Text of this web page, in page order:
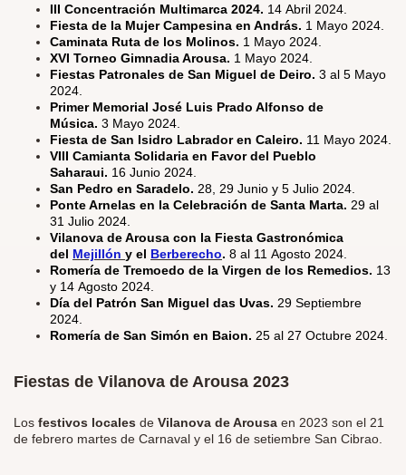
III Concentración Multimarca 2024. 14 Abril 2024.
Fiesta de la Mujer Campesina en András. 1 Mayo 2024.
Caminata Ruta de los Molinos. 1 Mayo 2024.
XVI Torneo Gimnadia Arousa. 1 Mayo 2024.
Fiestas Patronales de San Miguel de Deiro. 3 al 5 Mayo
2024.
Primer Memorial José Luis Prado Alfonso de
Música. 3 Mayo 2024.
Fiesta de San Isidro Labrador en Caleiro. 11 Mayo 2024.
VIII Camianta Solidaria en Favor del Pueblo
Saharaui. 16 Junio 2024.
San Pedro en Saradelo. 28, 29 Junio y 5 Julio 2024.
Ponte Arnelas en la Celebración de Santa Marta. 29 al
31 Julio 2024.
Vilanova de Arousa con la Fiesta Gastronómica
del Mejillón y el Berberecho. 8 al 11 Agosto 2024.
Romería de Tremoedo de la Virgen de los Remedios. 13
y 14 Agosto 2024.
Día del Patrón San Miguel das Uvas. 29 Septiembre
2024.
Romería de San Simón en Baion. 25 al 27 Octubre 2024.
Fiestas de Vilanova de Arousa 2023
Los festivos locales de Vilanova de Arousa en 2023 son el 21
de febrero martes de Carnaval y el 16 de setiembre San Cibrao.